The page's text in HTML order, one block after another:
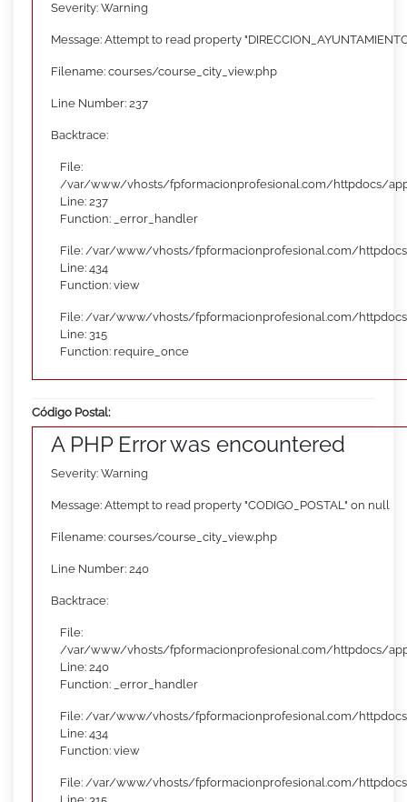
Severity: Warning
Message: Attempt to read property
Filename: courses/course_city_view.php
Line Number: 237
Backtrace:
File:
/var/www/vhosts/fpformacionprofesional.com/httpdocs/
Line: 237
Function: _error_handler
File: /var/www/vhosts/fpformacionprofesional.com/
Line: 434
Function: view
File: /var/www/vhosts/fpformacionprofesional.com/
Line: 315
Function: require_once
Código Postal:
A PHP Error was encountered
Severity: Warning
Message: Attempt to read property "CODIGO_POSTAL" on null
Filename: courses/course_city_view.php
Line Number: 240
Backtrace:
File:
/var/www/vhosts/fpformacionprofesional.com/httpdocs/
Line: 240
Function: _error_handler
File: /var/www/vhosts/fpformacionprofesional.com/
Line: 434
Function: view
File: /var/www/vhosts/fpformacionprofesional.com/